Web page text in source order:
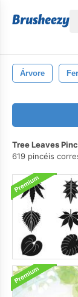
Árvore
Tree Leaves
619 pincéis